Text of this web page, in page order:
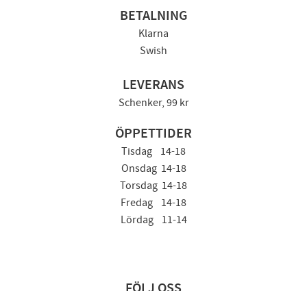
BETALNING
Klarna
Swish
LEVERANS
Schenker, 99 kr
ÖPPETTIDER
Tisdag 14-18
Onsdag 14-18
Torsdag 14-18
Fredag 14-18
Lördag 11-14